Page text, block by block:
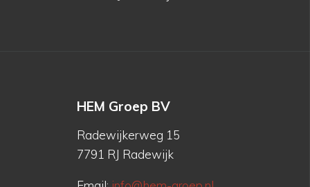
HEM Groep BV
Radewijkerweg 15
7791 RJ Radewijk